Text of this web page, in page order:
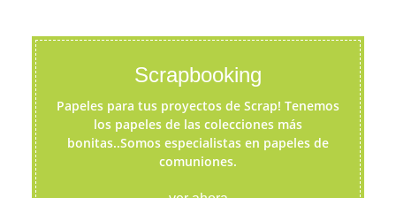
Scrapbooking
Papeles para tus proyectos de Scrap! Tenemos
los papeles de las colecciones más
bonitas..Somos especialistas en papeles de
comuniones.